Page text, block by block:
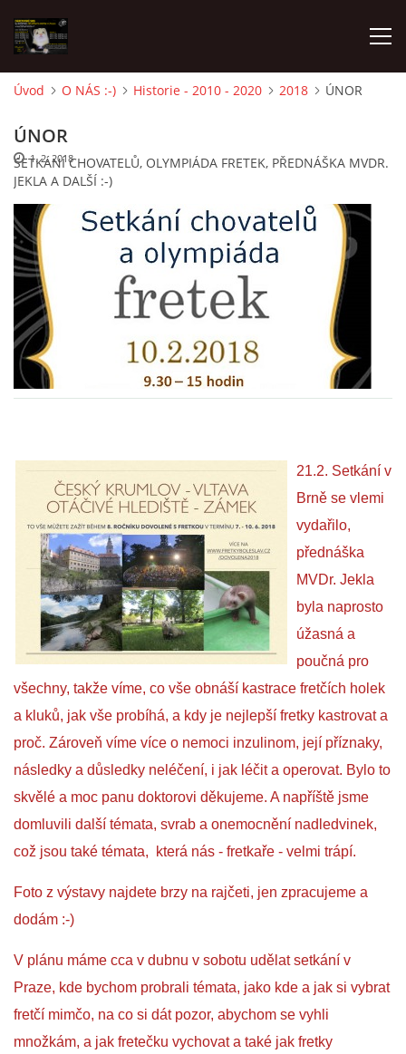
FRETKY V ÚTULKU
K ADOPCI
VIRTUÁLNÍ ADOPCE
V NOVÝCH DOMOVECH
PODMÍNKY PŘEVZETÍ FRETKY.
O FRETCE
O FRETCE
PÉČE O FRETKU
JAK FRETKA BYDLÍ
CESTOVÁNÍ S FRETKOU
JEDNA ČÍ VÍCE FRETEK?
Úvod O NÁS :-) Historie - 2010 - 2020 2018 ÚNOR
ÚNOR
SETKÁNÍ CHOVATELŮ, OLYMPIÁDA FRETEK, PŘEDNÁŠKA MVDR.
JEKLA A DALŠÍ :-)
1. 2. 2018
21.2. Setkání v
Brně se vlemi
vydařilo,
přednáška
MVDr. Jekla
byla naprosto
úžasná a
poučná pro
všechny, takže víme, co vše obnáší kastrace fretčích holek
a kluků, jak vše probíhá, a kdy je nejlepší fretky kastrovat a
proč. Zároveň víme více o nemoci inzulinom, její příznaky,
následky a důsledky neléčení, i jak léčit a operovat. Bylo to
skvělé a moc panu doktorovi děkujeme. A napříště jsme
domluvili další témata, svrab a onemocnění nadledvinek,
což jsou také témata, která nás - fretkaře - velmi trápí.
Foto z výstavy najdete brzy na rajčeti, jen zpracujeme a
dodám :-)
V plánu máme cca v dubnu v sobotu udělat setkání v
Praze, kde bychom probrali témata, jako kde a jak si vybrat
fretčí mimčo, na co si dát pozor, abychom se vyhli
množkám, a jak fretečku vychovat a také jak fretky